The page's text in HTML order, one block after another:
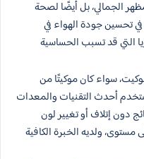
الجمالي، بل أيضًا لصحة
تحسين جودة الهواء في
التي قد تسبب الحساسية
سواء كان موكيتًا من
أحدث التقنيات والمعدات
دون إتلاف أو تغيير لون
ولديه الخبرة الكافية